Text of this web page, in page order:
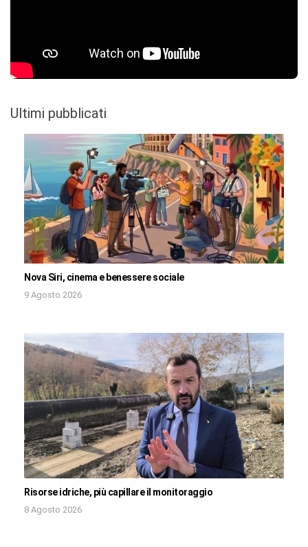
Ultimi pubblicati
Nova Siri, cinema e benessere sociale
9 Agosto 2026
Risorse idriche, più capillare il monitoraggio
8 Agosto 2026